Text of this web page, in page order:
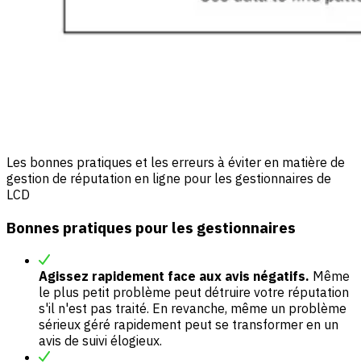
Les bonnes pratiques et les erreurs à éviter en matière de
gestion de réputation en ligne pour les gestionnaires de
LCD
Bonnes pratiques pour les gestionnaires
Agissez rapidement face aux avis négatifs. Même
le plus petit problème peut détruire votre réputation
s'il n'est pas traité. En revanche, même un problème
sérieux géré rapidement peut se transformer en un
avis de suivi élogieux.